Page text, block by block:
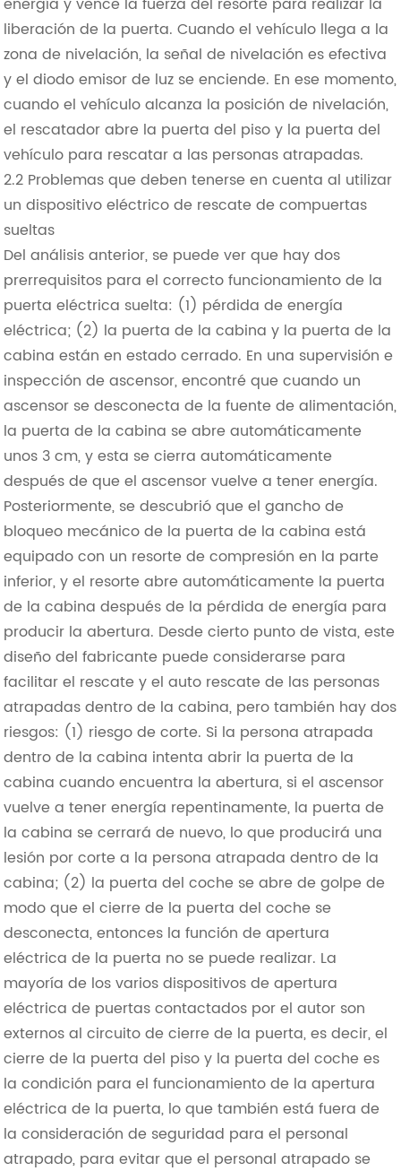
liberación de la puerta. Cuando el vehículo llega a la
zona de nivelación, la señal de nivelación es efectiva
y el diodo emisor de luz se enciende. En ese momento,
cuando el vehículo alcanza la posición de nivelación,
el rescatador abre la puerta del piso y la puerta del
vehículo para rescatar a las personas atrapadas.
2.2 Problemas que deben tenerse en cuenta al utilizar
un dispositivo eléctrico de rescate de compuertas
sueltas
Del análisis anterior, se puede ver que hay dos
prerrequisitos para el correcto funcionamiento de la
puerta eléctrica suelta: (1) pérdida de energía
eléctrica; (2) la puerta de la cabina y la puerta de la
cabina están en estado cerrado. En una supervisión e
inspección de ascensor, encontré que cuando un
ascensor se desconecta de la fuente de alimentación,
la puerta de la cabina se abre automáticamente
unos 3 cm, y esta se cierra automáticamente
después de que el ascensor vuelve a tener energía.
Posteriormente, se descubrió que el gancho de
bloqueo mecánico de la puerta de la cabina está
equipado con un resorte de compresión en la parte
inferior, y el resorte abre automáticamente la puerta
de la cabina después de la pérdida de energía para
producir la abertura. Desde cierto punto de vista, este
diseño del fabricante puede considerarse para
facilitar el rescate y el auto rescate de las personas
atrapadas dentro de la cabina, pero también hay dos
riesgos: (1) riesgo de corte. Si la persona atrapada
dentro de la cabina intenta abrir la puerta de la
cabina cuando encuentra la abertura, si el ascensor
vuelve a tener energía repentinamente, la puerta de
la cabina se cerrará de nuevo, lo que producirá una
lesión por corte a la persona atrapada dentro de la
cabina; (2) la puerta del coche se abre de golpe de
modo que el cierre de la puerta del coche se
desconecta, entonces la función de apertura
eléctrica de la puerta no se puede realizar. La
mayoría de los varios dispositivos de apertura
eléctrica de puertas contactados por el autor son
externos al circuito de cierre de la puerta, es decir, el
cierre de la puerta del piso y la puerta del coche es
la condición para el funcionamiento de la apertura
eléctrica de la puerta, lo que también está fuera de
la consideración de seguridad para el personal
atrapado, para evitar que el personal atrapado se